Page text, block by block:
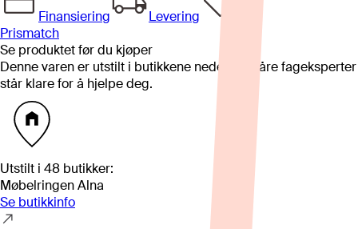
Finansiering
Levering
Prismatch
Se produktet før du kjøper
Denne varen er utstilt i butikkene nedenfor. Våre fageksperter
står klare for å hjelpe deg.
Utstilt i 48 butikker:
Møbelringen Alna
Se butikkinfo